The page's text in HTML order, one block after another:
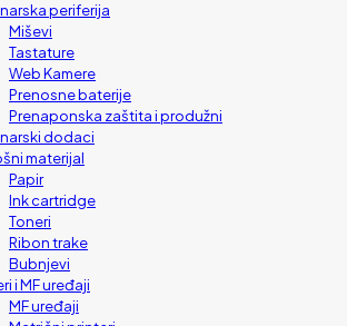
periferija
Miševi
Tastature
Web Kamere
Prenosne baterije
Prenaponska zaštita i produžni
dodaci
materijal
Papir
Ink cartridge
Toneri
Ribon trake
Bubnjevi
i MF uređaji
MF uređaji